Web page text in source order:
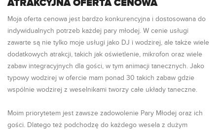
ATRAKCYJNA OFERTA CENOWA
Moja oferta cenowa jest bardzo konkurencyjna i dostosowana do
indywidualnych potrzeb każdej pary młodej. W cenie usługi
zawarte są nie tylko moje usługi jako DJ i wodzirej, ale także wiele
dodatkowych atrakcji, takich jak oświetlenie, mikrofon oraz wiele
zabaw integracyjnych dla gości, w tym animacji tanecznych. Jako
typowy wodzirej w ofercie mam ponad 30 takich zabaw gdzie
wspólnie wodzirej z weselnikami tworzy całe układy taneczne.
Moim priorytetem jest zawsze zadowolenie Pary Młodej oraz ich
gości. Dlatego też podchodzę do każdego wesela z dużym